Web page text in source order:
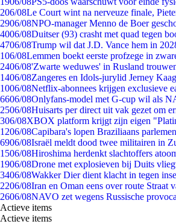
206/08Le Court wint na nerveuze finale,
2906/08NPO-manager Menno de Boer
4006/08Duitser (93) crasht met quad tegen
4706/08Trump wil dat J.D. Vance hem in
106/08Lemmen boekt eerste profzege in
2406/08'Zwarte weduwes' in Rusland
1406/08Zangeres en Idols-jurylid Jerney
1006/08Netflix-abonnees krijgen exclusieve
6606/08Onlyfans-model met G-cup wil als
2506/08Huisarts per direct uit vak gezet om
306/08XBOX platform krijgt zijn eigen
1206/08Capibara's lopen Braziliaans
6906/08Israël meldt dood twee militairen in
1506/08Hiroshima herdenkt slachtoffers
1906/08Drone met explosieven bij Duits
3406/08Wakker Dier dient klacht in tegen
2206/08Iran en Oman eens over route Straat
2606/08NAVO zet wegens Russische
Actieve items
Actieve items